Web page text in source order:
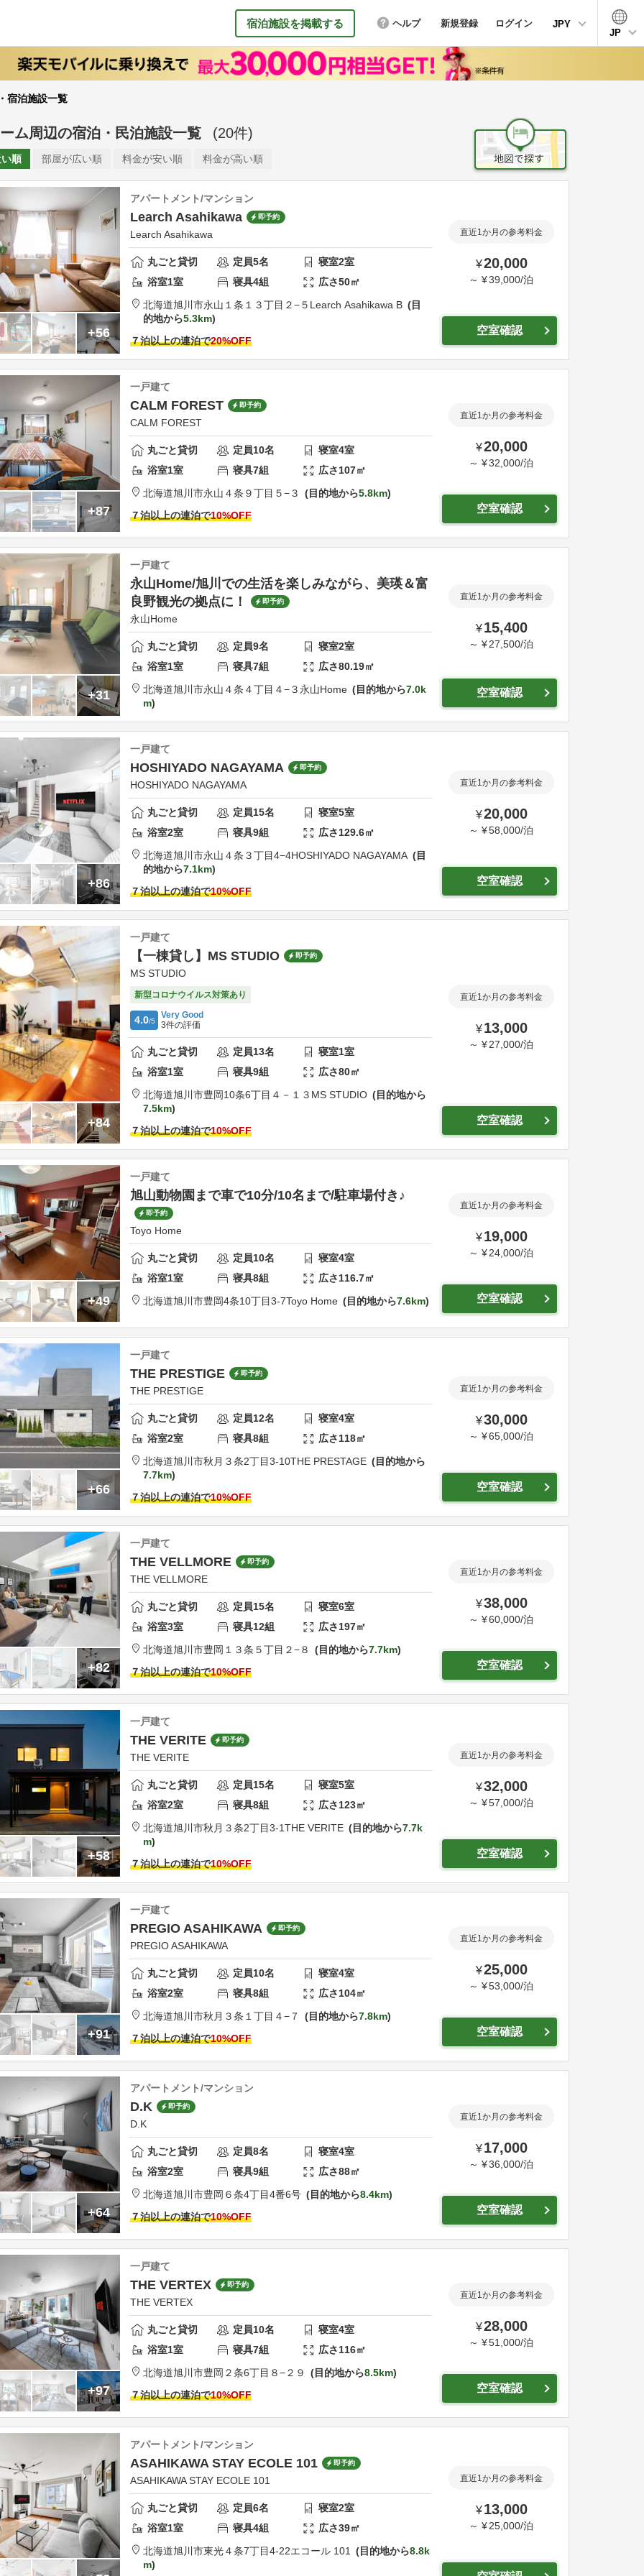
宿泊施設を掲載する ヘルプ 新規登録 ログイン
JPY
JP
宿泊施設一覧
ム周辺の宿泊・民泊施設一覧 (20件)
順 部屋が広い順 料金が安い順 料金が高い順
+56
アパートメント/マンション
Learch Asahikawa 即予約
Learch Asahikawa
丸ごと貸切 定員5名 寝室2室
浴室1室 寝具4組 広さ50㎡
北海道旭川市永山１条１３丁目２−５ Learch Asahikawa B
目
的地から5.3km
７泊以上の連泊で20%OFF
直近1か月の参考料金
¥20,000
～ ¥39,000/泊
空室確認
+87
一戸建て
CALM FOREST 即予約
CALM FOREST
丸ごと貸切 定員10名 寝室4室
浴室1室 寝具7組 広さ107㎡
北海道旭川市永山４条９丁目５−３ 目的地から5.8km
７泊以上の連泊で10%OFF
直近1か月の参考料金
¥20,000
～ ¥32,000/泊
空室確認
+31
一戸建て
永山Home/旭川での生活を楽しみながら、美瑛＆富
良野観光の拠点に！
即予約
永山Home
丸ごと貸切 定員9名 寝室2室
浴室1室 寝具7組 広さ80.19㎡
北海道旭川市永山４条４丁目４−３ 永山Home 目的地から7.0k
m
直近1か月の参考料金
¥ 15,400
～ ¥ 27,500/泊
空室確認
+86
一戸建て
HOSHIYADO NAGAYAMA 即予約
HOSHIYADO NAGAYAMA
丸ごと貸切 定員15名 寝室5室
浴室2室 寝具9組 広さ129.6㎡
北海道旭川市永山４条３丁目4−4HOSHIYADO NAGAYAMA
目
的地から7.1km
７泊以上の連泊で10%OFF
直近1か月の参考料金
¥20,000
～ ¥58,000/泊
空室確認
+84
一戸建て
【一棟貸し】MS STUDIO 即予約
MS STUDIO
新型コロナウイルス対策あり
4.0/5
Very Good
3件の評価
丸ごと貸切 定員13名 寝室1室
浴室1室 寝具9組 広さ80㎡
北海道旭川市豊岡10条6丁目４－１３ MS STUDIO
目的地から
7.5km
７泊以上の連泊で10%OFF
直近1か月の参考料金
¥ 13,000
～ ¥ 27,000/泊
空室確認
+49
一戸建て
旭山動物園まで車で10分/10名まで/駐車場付き♪
即予約
Toyo Home
丸ごと貸切 定員10名 寝室4室
浴室1室 寝具8組 広さ116.7㎡
北海道旭川市豊岡4条10丁目3-7Toyo Home 目的地から7.6km
直近1か月の参考料金
¥ 19,000
～ ¥ 24,000/泊
空室確認
+66
一戸建て
THE PRESTIGE 即予約
THE PRESTIGE
丸ごと貸切 定員12名 寝室4室
浴室2室 寝具8組 広さ118㎡
北海道旭川市秋月３条2丁目3-10THE PRESTAGE
目的地から
7.7km
７泊以上の連泊で10%OFF
直近1か月の参考料金
¥30,000
～ ¥65,000/泊
空室確認
+82
一戸建て
THE VELLMORE 即予約
THE VELLMORE
丸ごと貸切 定員15名 寝室6室
浴室3室 寝具12組 広さ197㎡
北海道旭川市豊岡１３条５丁目２−８ 目的地から7.7km
７泊以上の連泊で10%OFF
直近1か月の参考料金
¥38,000
～ ¥60,000/泊
空室確認
+58
一戸建て
THE VERITE 即予約
THE VERITE
丸ごと貸切 定員15名 寝室5室
浴室2室 寝具8組 広さ123㎡
北海道旭川市秋月３条2丁目3-1THE VERITE 目的地から7.7k
m
７泊以上の連泊で10%OFF
直近1か月の参考料金
¥32,000
～ ¥57,000/泊
空室確認
+91
一戸建て
PREGIO ASAHIKAWA 即予約
PREGIO ASAHIKAWA
丸ごと貸切 定員10名 寝室4室
浴室2室 寝具8組 広さ104㎡
北海道旭川市秋月３条１丁目４−７ 目的地から7.8km
７泊以上の連泊で10%OFF
直近1か月の参考料金
¥25,000
～ ¥53,000/泊
空室確認
+64
アパートメント/マンション
D.K 即予約
D.K
丸ごと貸切 定員8名 寝室4室
浴室2室 寝具9組 広さ88㎡
北海道旭川市豊岡６条4丁目4番6号 目的地から8.4km
７泊以上の連泊で10%OFF
直近1か月の参考料金
¥ 17,000
～ ¥36,000/泊
空室確認
+97
一戸建て
THE VERTEX 即予約
THE VERTEX
丸ごと貸切 定員10名 寝室4室
浴室1室 寝具7組 広さ116㎡
北海道旭川市豊岡２条6丁目８−２９ 目的地から8.5km
７泊以上の連泊で10%OFF
直近1か月の参考料金
¥28,000
～ ¥51,000/泊
空室確認
アパートメント/マンション
ASAHIKAWA STAY ECOLE 101 即予約
ASAHIKAWA STAY ECOLE 101
丸ごと貸切 定員6名 寝室2室
浴室1室 寝具4組 広さ39㎡
北海道旭川市東光４条7丁目4-22エコール 101 目的地から8.8k
m
直近1か月の参考料金
¥ 13,000
～ ¥ 25,000/泊